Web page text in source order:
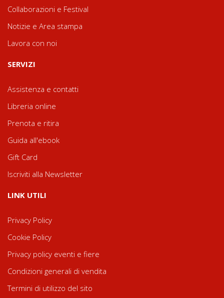
Collaborazioni e Festival
Notizie e Area stampa
Lavora con noi
SERVIZI
Assistenza e contatti
Libreria online
Prenota e ritira
Guida all'ebook
Gift Card
Iscriviti alla Newsletter
LINK UTILI
Privacy Policy
Cookie Policy
Privacy policy eventi e fiere
Condizioni generali di vendita
Termini di utilizzo del sito